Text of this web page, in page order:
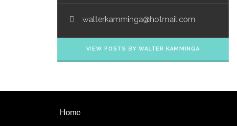
walterkamminga@hotmail.com
VIEW POSTS BY WALTER KAMMINGA
Home